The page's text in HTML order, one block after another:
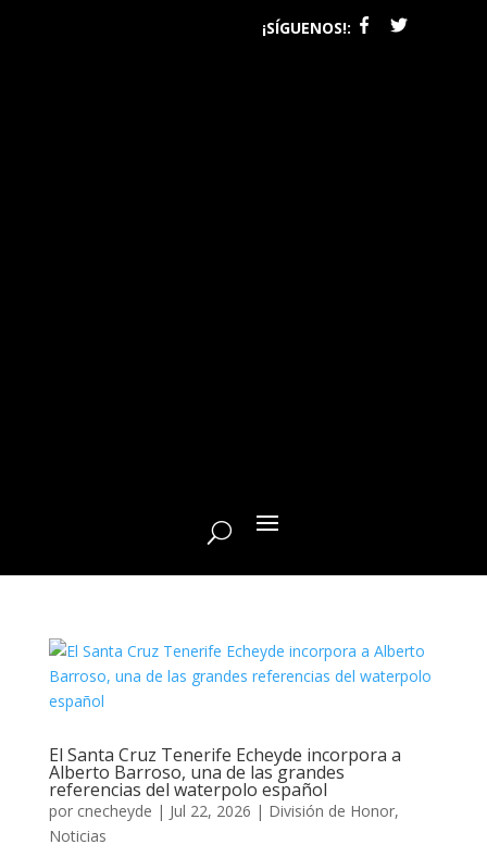
¡SÍGUENOS!:
El Santa Cruz Tenerife Echeyde incorpora a
Alberto Barroso, una de las grandes
referencias del waterpolo español
por cnecheyde | Jul 22, 2026 | División de Honor,
Noticias